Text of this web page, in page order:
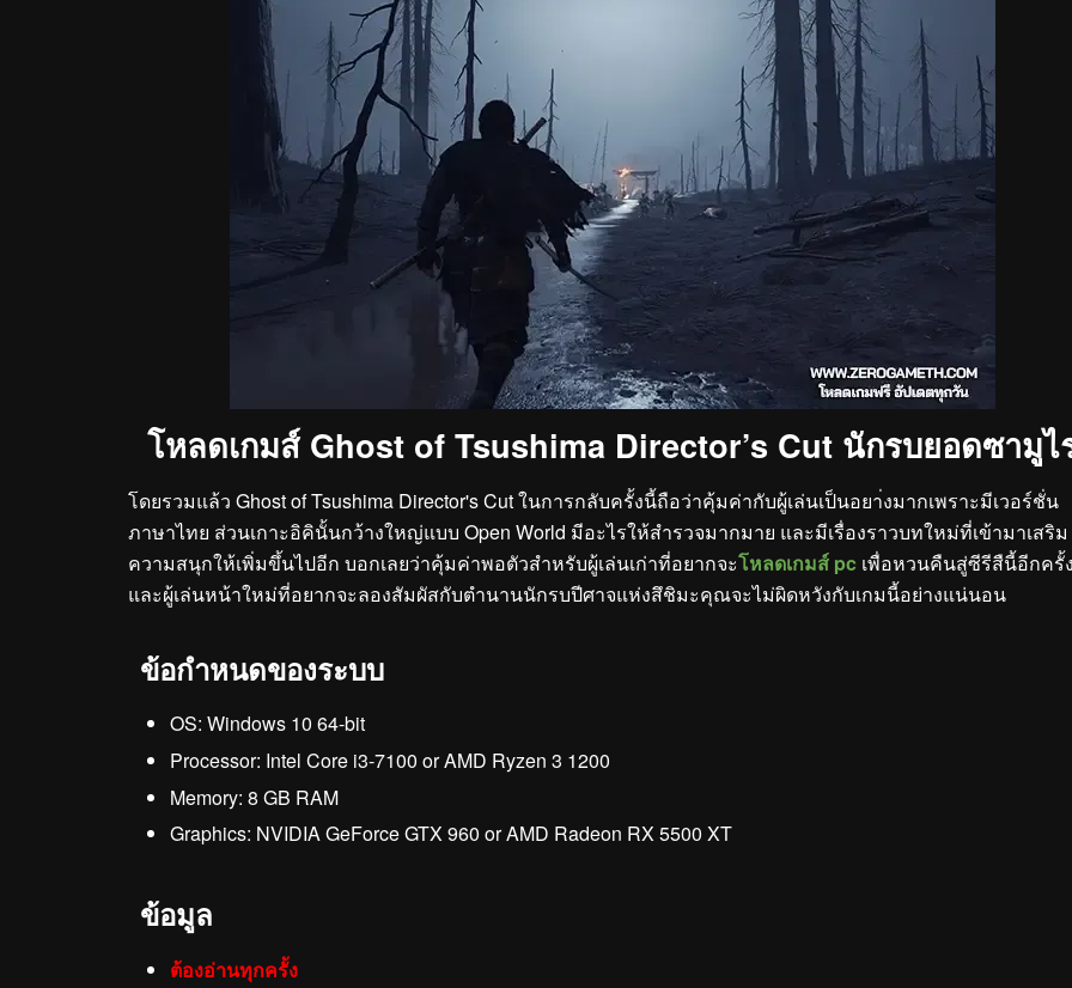
โหลดเกมส์ Ghost of Tsushima Director’s Cut นักรบยอดซามูไ
โดยรวมแล้ว Ghost of Tsushima Director's Cut ในการกลับครั้งนี้ถือว่าคุ้มค่ากับผู้เล่นเป็นอยา่งมากเพราะมีเวอร์ชั่น
ภาษาไทย ส่วนเกาะอิคินั้นกว้างใหญ่แบบ Open World มีอะไรให้สำรวจมากมาย และมีเรื่องราวบทใหม่ที่เข้ามาเสริม
ความสนุกให้เพิ่มขึ้นไปอีก บอกเลยว่าคุ้มค่าพอตัวสำหรับผู้เล่นเก่าที่อยากจะโหลดเกมส์ pc เพื่อหวนคืนสู่ซีรีสืนี้อีกครั้
และผู้เล่นหน้าใหม่ที่อยากจะลองสัมผัสกับตำนานนักรบปีศาจแห่งสึชิมะคุณจะไม่ผิดหวังกับเกมนี้อย่างแน่นอน
ข้อกำหนดของระบบ
OS: Windows 10 64-bit
Processor: Intel Core i3-7100 or AMD Ryzen 3 1200
Memory: 8 GB RAM
Graphics: NVIDIA GeForce GTX 960 or AMD Radeon RX 5500 XT
ข้อมูล
ต้องอ่านทุกครั้ง